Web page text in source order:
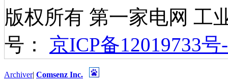
版权所有 第一家电网 工
号： 京ICP备12019733号
Archiver| Comsenz Inc.